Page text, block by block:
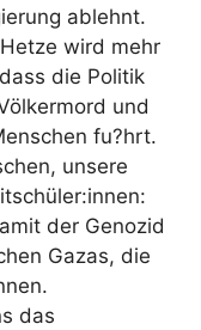
ablehnt.
wird mehr
die Politik
und
fu?hrt.
unsere
der Genozid
Gazas, die
das